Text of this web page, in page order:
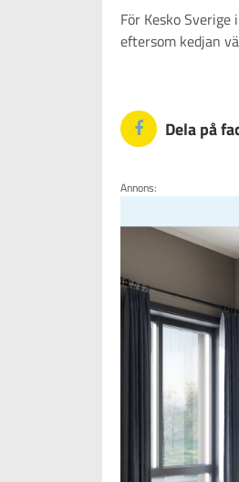
För Kesko
eftersom kedjan
Dela på
Annons: